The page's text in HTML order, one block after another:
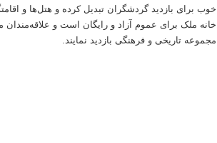
خوب برای بازدید گردشگران تبدیل کرده و هتل‌ها و
مجموعه تاریخی و فرهنگی بازدید نمایند.